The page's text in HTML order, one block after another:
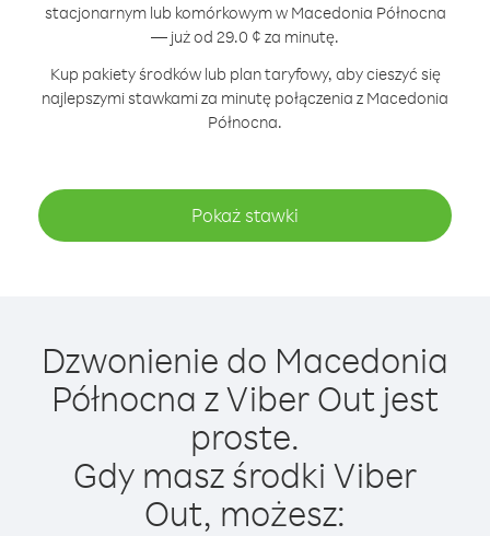
stacjonarnym lub komórkowym w Macedonia Północna
— już od 29.0 ¢ za minutę.
Kup pakiety środków lub plan taryfowy, aby cieszyć się
najlepszymi stawkami za minutę połączenia z Macedonia
Północna.
Pokaż stawki
Dzwonienie do Macedonia
Północna z Viber Out jest
proste.
Gdy masz środki Viber
Out, możesz: